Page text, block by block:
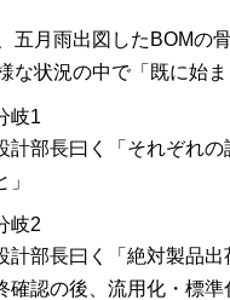
五月雨出図したBOMの
な状況の中で「既に始
岐1
計部長曰く「それぞれ
」
岐2
計部長曰く「絶対製品
確認の後、流用化・標準